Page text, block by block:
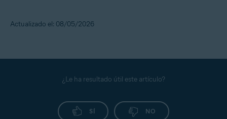
Actualizado el: 08/05/2026
¿Le ha resultado útil este artículo?
SÍ NO